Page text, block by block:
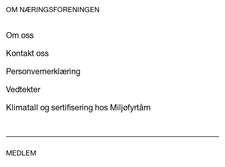
OM NÆRINGSFORENINGEN
Om oss
Kontakt oss
Personvernerklæring
Vedtekter
Klimatall og sertifisering hos Miljøfyrtårn
MEDLEM